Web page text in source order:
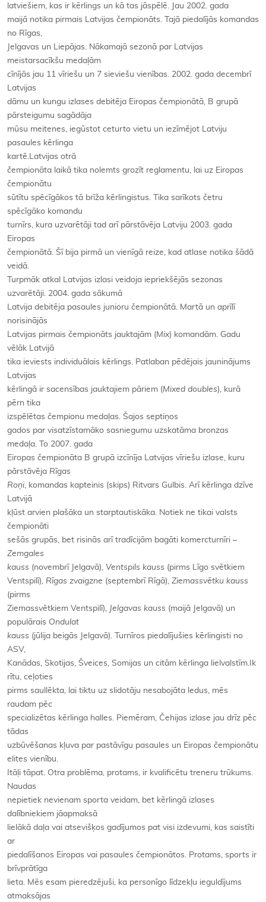
latviešiem, kas ir kērlings un kā tas jāspēlē. Jau 2002. gada
maijā notika pirmais Latvijas čempionāts. Tajā piedalījās komandas
no Rīgas,
Jelgavas un Liepājas. Nākamajā sezonā par Latvijas
meistarsacīkšu medaļām
cīnījās jau 11 vīriešu un 7 sieviešu vienības. 2002. gada decembrī
Latvijas
dāmu un kungu izlases debitēja Eiropas čempionātā, B grupā
pārsteigumu sagādāja
mūsu meitenes, iegūstot ceturto vietu un iezīmējot Latviju
pasaules kērlinga
kartē.Latvijas otrā
čempionāta laikā tika nolemts grozīt reglamentu, lai uz Eiropas
čempionātu
sūtītu spēcīgākos tā brīža kērlingistus. Tika sarīkots četru
spēcīgāko komandu
turnīrs, kura uzvarētāji tad arī pārstāvēja Latviju 2003. gada
Eiropas
čempionātā. Šī bija pirmā un vienīgā reize, kad atlase notika šādā
veidā.
Turpmāk atkal Latvijas izlasi veidoja iepriekšējās sezonas
uzvarētāji. 2004. gada sākumā
Latvija debitēja pasaules junioru čempionātā. Martā un aprīlī
norisinājās
Latvijas pirmais čempionāts jauktajām (Mix) komandām. Gadu
vēlāk Latvijā
tika ieviests individuālais kērlings. Patlaban pēdējais jauninājums
Latvijas
kērlingā ir sacensības jauktajiem pāriem (Mixed doubles), kurā
pērn tika
izspēlētas čempionu medaļas. Šajos septiņos
gados par visatzīstamāko sasniegumu uzskatāma bronzas
medaļa. To 2007. gada
Eiropas čempionāta B grupā izcīnīja Latvijas vīriešu izlase, kuru
pārstāvēja Rīgas
Roņi , komandas kapteinis (skips) Ritvars Gulbis. Arī kērlinga dzīve
Latvijā
kļūst arvien plašāka un starptautiskāka. Notiek ne tikai valsts
čempionāti
sešās grupās, bet risinās arī tradīcijām bagāti komercturnīri –
Zemgales
kauss (novembrī Jelgavā), Ventspils kauss (pirms Līgo svētkiem
Ventspilī), Rīgas zvaigzne (septembrī Rīgā), Ziemassvētku kauss
(pirms
Ziemassvētkiem Ventspilī),
Jelgavas kauss (maijā Jelgavā) un
populārais Ondulat
kauss (jūlija beigās Jelgavā). Turnīros piedalījušies kērlingisti no
ASV,
Kanādas, Skotijas, Šveices, Somijas un citām kērlinga lielvalstīm.Ik
rītu, ceļoties
pirms saullēkta, lai tiktu uz slidotāju nesabojāta ledus, mēs
raudam pēc
specializētas kērlinga halles. Piemēram, Čehijas izlase jau drīz pēc
tādas
uzbūvēšanas kļuva par pastāvīgu pasaules un Eiropas čempionātu
elites vienību.
Itāļi tāpat. Otra problēma, protams, ir kvalificētu treneru trūkums.
Naudas
nepietiek nevienam sporta veidam, bet kērlingā izlases
dalībniekiem jāapmaksā
lielākā daļa vai atsevišķos gadījumos pat visi izdevumi, kas saistīti
ar
piedalīšanos Eiropas vai pasaules čempionātos. Protams, sports ir
brīvprātīga
lieta. Mēs esam pieredzējuši, ka personīgo līdzekļu ieguldījums
atmaksājas